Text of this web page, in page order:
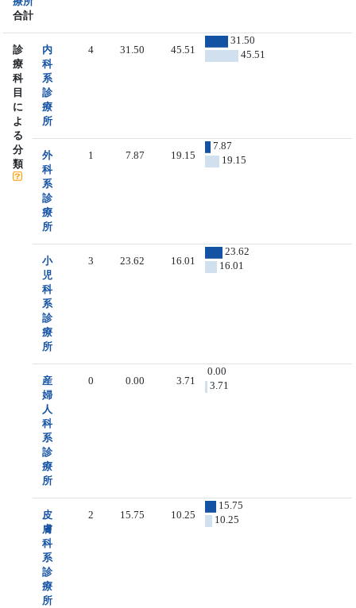
合計
診
療
科
目
に
よ
る
分
類
内
科
系
診
療
所
4 31.50 45.51
31.50
45.51
外
科
系
診
療
所
1 7.87 19.15
7.87
19.15
小
児
科
系
診
療
所
3 23.62 16.01
23.62
16.01
産
婦
人
科
系
診
療
所
0 0.00 3.71
0.00
3.71
皮
膚
科
系
診
療
所
2 15.75 10.25
15.75
10.25